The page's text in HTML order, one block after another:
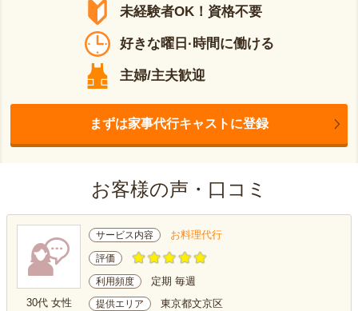
未経験者OK！資格不要
好きな曜日·時間に働ける
主婦/主夫歓迎
まずは家事代行キャストに登録
お客様の声・口コミ
30代 女性
サービス内容 お料理代行
評価
利用頻度 定期 毎週
提供エリア 東京都文京区